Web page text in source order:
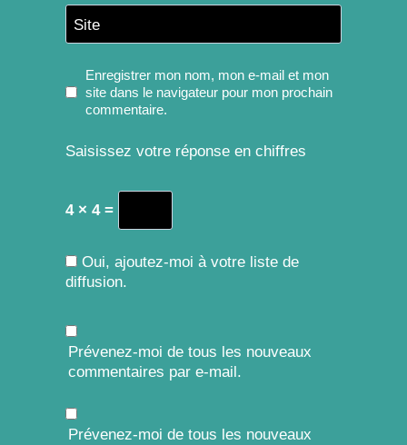
Site
Enregistrer mon nom, mon e-mail et mon
site dans le navigateur pour mon prochain
commentaire.
Saisissez votre réponse en chiffres
4 × 4 =
Oui, ajoutez-moi à votre liste de
diffusion.
Prévenez-moi de tous les nouveaux
commentaires par e-mail.
Prévenez-moi de tous les nouveaux